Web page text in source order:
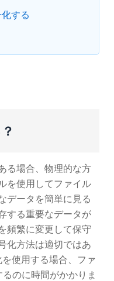
する
る場合、物理的な方
を使用してファイル
データを簡単に見る
する重要なデータが
頻繁に変更して保守
化方法は適切ではあ
使用する場合、ファ
のに時間がかかりま